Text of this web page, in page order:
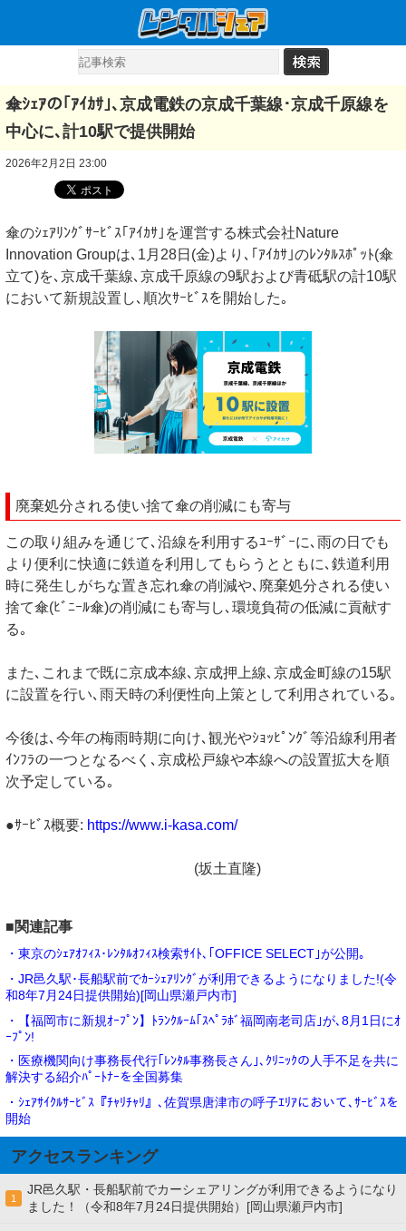
傘ｼｪｱの｢ｱｲｶｻ｣､京成電鉄の京成千葉線･京成千原線を
中心に､計10駅で提供開始
2026年2月2日 23:00
傘のｼｪｱﾘﾝｸﾞｻｰﾋﾞｽ｢ｱｲｶｻ｣を運営する株式会社Nature
Innovation Groupは､1月28日(金)より､｢ｱｲｶｻ｣のﾚﾝﾀﾙｽﾎﾟｯﾄ(傘
立て)を､京成千葉線､京成千原線の9駅および青砥駅の計10駅
において新規設置し､順次ｻｰﾋﾞｽを開始した｡
廃棄処分される使い捨て傘の削減にも寄与
この取り組みを通じて､沿線を利用するﾕｰｻﾞｰに､雨の日でも
より便利に快適に鉄道を利用してもらうとともに､鉄道利用
時に発生しがちな置き忘れ傘の削減や､廃棄処分される使い
捨て傘(ﾋﾞﾆｰﾙ傘)の削減にも寄与し､環境負荷の低減に貢献す
る｡
また､これまで既に京成本線､京成押上線､京成金町線の15駅
に設置を行い､雨天時の利便性向上策として利用されている｡
今後は､今年の梅雨時期に向け､観光やｼｮｯﾋﾟﾝｸﾞ等沿線利用者
ｲﾝﾌﾗの一つとなるべく､京成松戸線や本線への設置拡大を順
次予定している｡
●ｻｰﾋﾞｽ概要: https://www.i-kasa.com/
(坂土直隆)
■関連記事
・東京のｼｪｱｵﾌｨｽ･ﾚﾝﾀﾙｵﾌｨｽ検索ｻｲﾄ､｢OFFICE SELECT｣が公開｡
・JR邑久駅･長船駅前でｶｰｼｪｱﾘﾝｸﾞが利用できるようになりました!(令
和8年7月24日提供開始)[岡山県瀬戸内市]
・【福岡市に新規ｵｰﾌﾟﾝ】ﾄﾗﾝｸﾙｰﾑ｢ｽﾍﾟﾗﾎﾞ福岡南老司店｣が､8月1日にｵ
ｰﾌﾟﾝ!
・医療機関向け事務長代行｢ﾚﾝﾀﾙ事務長さん｣､ｸﾘﾆｯｸの人手不足を共に
解決する紹介ﾊﾟｰﾄﾅｰを全国募集
・ｼｪｱｻｲｸﾙｻｰﾋﾞｽ『ﾁｬﾘﾁｬﾘ』､佐賀県唐津市の呼子ｴﾘｱにおいて､ｻｰﾋﾞｽを
開始
アクセスランキング
1
JR邑久駅・長船駅前でカーシェアリングが利用できるようになり
ました！（令和8年7月24日提供開始）[岡山県瀬戸内市]